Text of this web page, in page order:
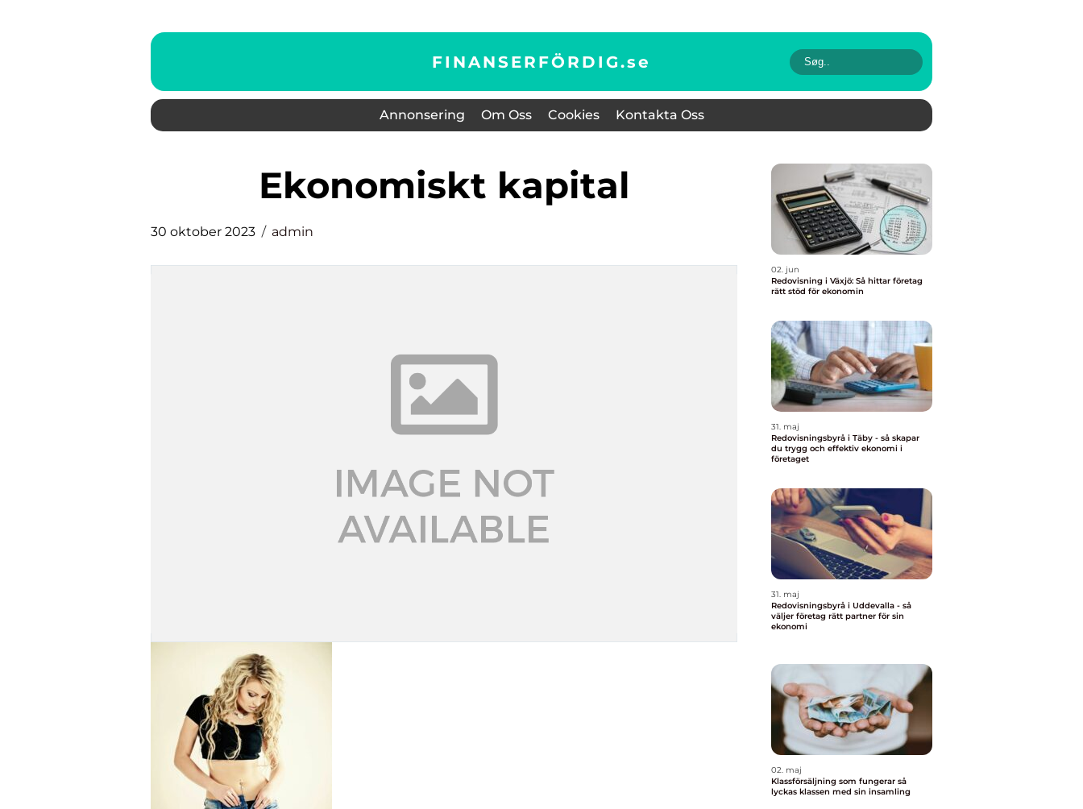
FINANSERFÖRDIG.se
Annonsering Om Oss Cookies Kontakta Oss
ekonomiskt kapital
30 oktober 2023 admin
02. jun
Redovisning i Växjö: Så hittar företag
rätt stöd för ekonomin
31. maj
Redovisningsbyrå i Täby - så skapar
du trygg och effektiv ekonomi i
företaget
31. maj
Redovisningsbyrå i Uddevalla - så
väljer företag rätt partner för sin
ekonomi
02. maj
Klassförsäljning som fungerar så
lyckas klassen med sin insamling